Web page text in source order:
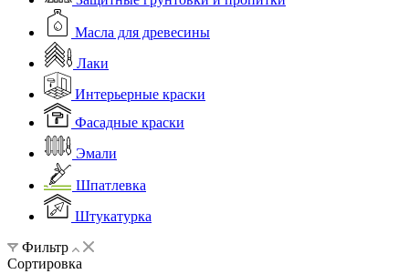
Масла для древесины
Лаки
Интерьерные краски
Фасадные краски
Эмали
Шпатлевка
Штукатурка
Фильтр
Сортировка